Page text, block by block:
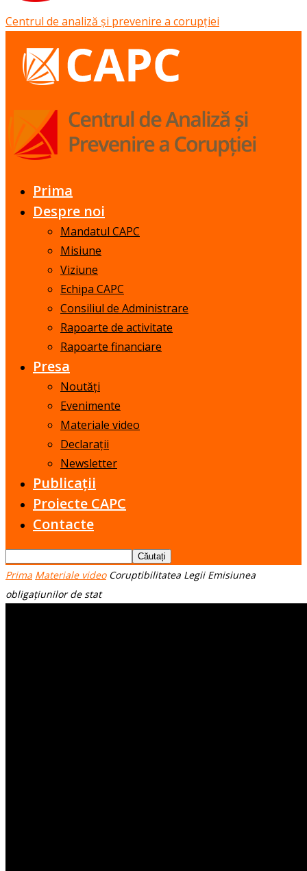
Centrul de analiză și prevenire a corupției
Prima
Despre noi
Mandatul CAPC
Misiune
Viziune
Echipa CAPC
Consiliul de Administrare
Rapoarte de activitate
Rapoarte financiare
Presa
Noutăți
Evenimente
Materiale video
Declarații
Newsletter
Publicații
Proiecte CAPC
Contacte
Prima Materiale video Coruptibilitatea Legii Emisiunea
obligațiunilor de stat